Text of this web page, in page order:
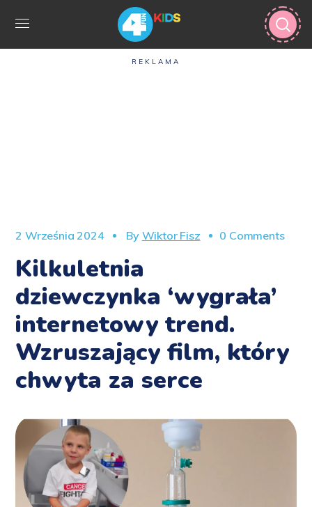
REKLAMA
2 Września 2024 By Wiktor Fisz 0 Comments
Kilkuletnia
dziewczynka ‘wygrała’
internetowy trend.
Wzruszający film, który
chwyta za serce